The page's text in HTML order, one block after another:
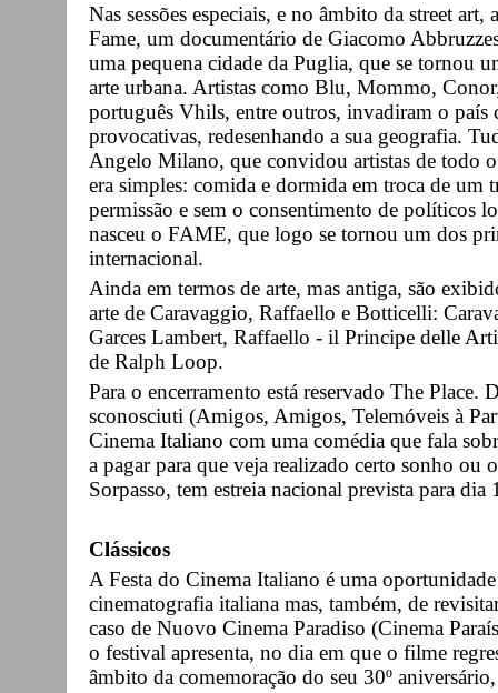
Nas sessões especiais, e no âmbito da street
Fame, um documentário de Giacomo
uma pequena cidade da Puglia, que se tornou
arte urbana. Artistas como Blu, Mommo,
português Vhils, entre outros, invadiram o país
provocativas, redesenhando a sua geografia.
Angelo Milano, que convidou artistas de todo
era simples: comida e dormida em troca de um
permissão e sem o consentimento de políticos
nasceu o FAME, que logo se tornou um dos
internacional.
Ainda em termos de arte, mas antiga, são
arte de Caravaggio, Raffaello e Botticelli:
Garces Lambert, Raffaello - il Principe delle
de Ralph Loop.
Para o encerramento está reservado The
sconosciuti (Amigos, Amigos, Telemóveis à
Cinema Italiano com uma comédia que fala
a pagar para que veja realizado certo sonho
Sorpasso, tem estreia nacional prevista para dia
Clássicos
A Festa do Cinema Italiano é uma
cinematografia italiana mas, também, de
caso de Nuovo Cinema Paradiso (Cinema
o festival apresenta, no dia em que o filme
âmbito da comemoração do seu 30º